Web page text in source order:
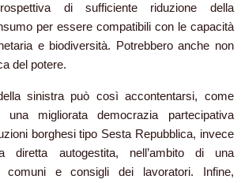
di sufficiente riduzione della
per essere compatibili con le capacità
e biodiversità. Potrebbero anche non
del potere.
sinistra può così accontentarsi, come
migliorata democrazia partecipativa
borghesi tipo Sesta Repubblica, invece
diretta autogestita, nell’ambito di una
comuni e consigli dei lavoratori. Infine,